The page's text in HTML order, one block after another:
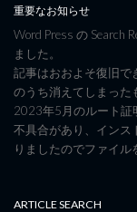
重要なお知らせ
Word Press の Search
ました。
記事はおおよそ復旧で
のうち消えてしまった
2023年5月のルート証
不具合があり、インス
りましたのでファイル
ARTICLE SEARCH